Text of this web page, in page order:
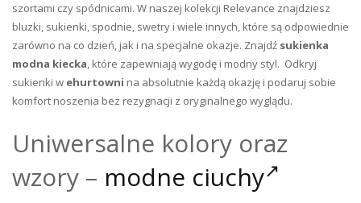
szortami czy spódnicami. W naszej kolekcji Relevance znajdziesz
bluzki, sukienki, spodnie, swetry i wiele innych, które są odpowiednie
zarówno na co dzień, jak i na specjalne okazje. Znajdź sukienka
modna kiecka, które zapewniają wygodę i modny styl. Odkryj
sukienki w ehurtowni na absolutnie każdą okazję i podaruj sobie
komfort noszenia bez rezygnacji z oryginalnego wyglądu.
Uniwersalne kolory oraz
wzory – modne ciuchy